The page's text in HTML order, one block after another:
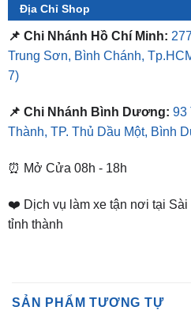
Trung Sơn, Bình Chánh, Tp.HCM
7)
📌 Chi Nhánh Bình Dương:
⏰ Mở Cửa 08h - 18h
❤️ Dịch vụ làm xe tận nơi tại Sài